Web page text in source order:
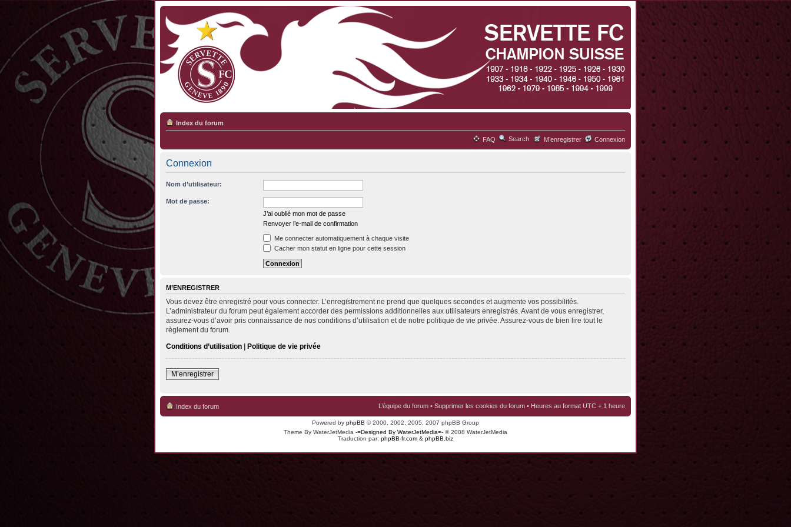
Index du forum
FAQ Search M’enregistrer Connexion
Connexion
Nom d’utilisateur:
Mot de passe:
J’ai oublié mon mot de passe
Renvoyer l’e-mail de confirmation
Me connecter automatiquement à chaque visite
Cacher mon statut en ligne pour cette session
M’ENREGISTRER
Vous devez être enregistré pour vous connecter. L’enregistrement ne prend que quelques secondes et augmente vos possibilités.
L’administrateur du forum peut également accorder des permissions additionnelles aux utilisateurs enregistrés. Avant de vous enregistrer,
assurez-vous d’avoir pris connaissance de nos conditions d’utilisation et de notre politique de vie privée. Assurez-vous de bien lire tout le
règlement du forum.
Conditions d’utilisation | Politique de vie privée
M’enregistrer
Index du forum L’équipe du forum • Supprimer les cookies du forum • Heures au format UTC + 1 heure
Powered by phpBB © 2000, 2002, 2005, 2007 phpBB Group
Theme By WaterJetMedia -=Designed By WaterJetMedia=- © 2008 WaterJetMedia
Traduction par: phpBB-fr.com & phpBB.biz